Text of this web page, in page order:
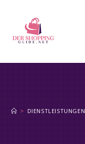
springen
> DIENSTLEISTUNGEN